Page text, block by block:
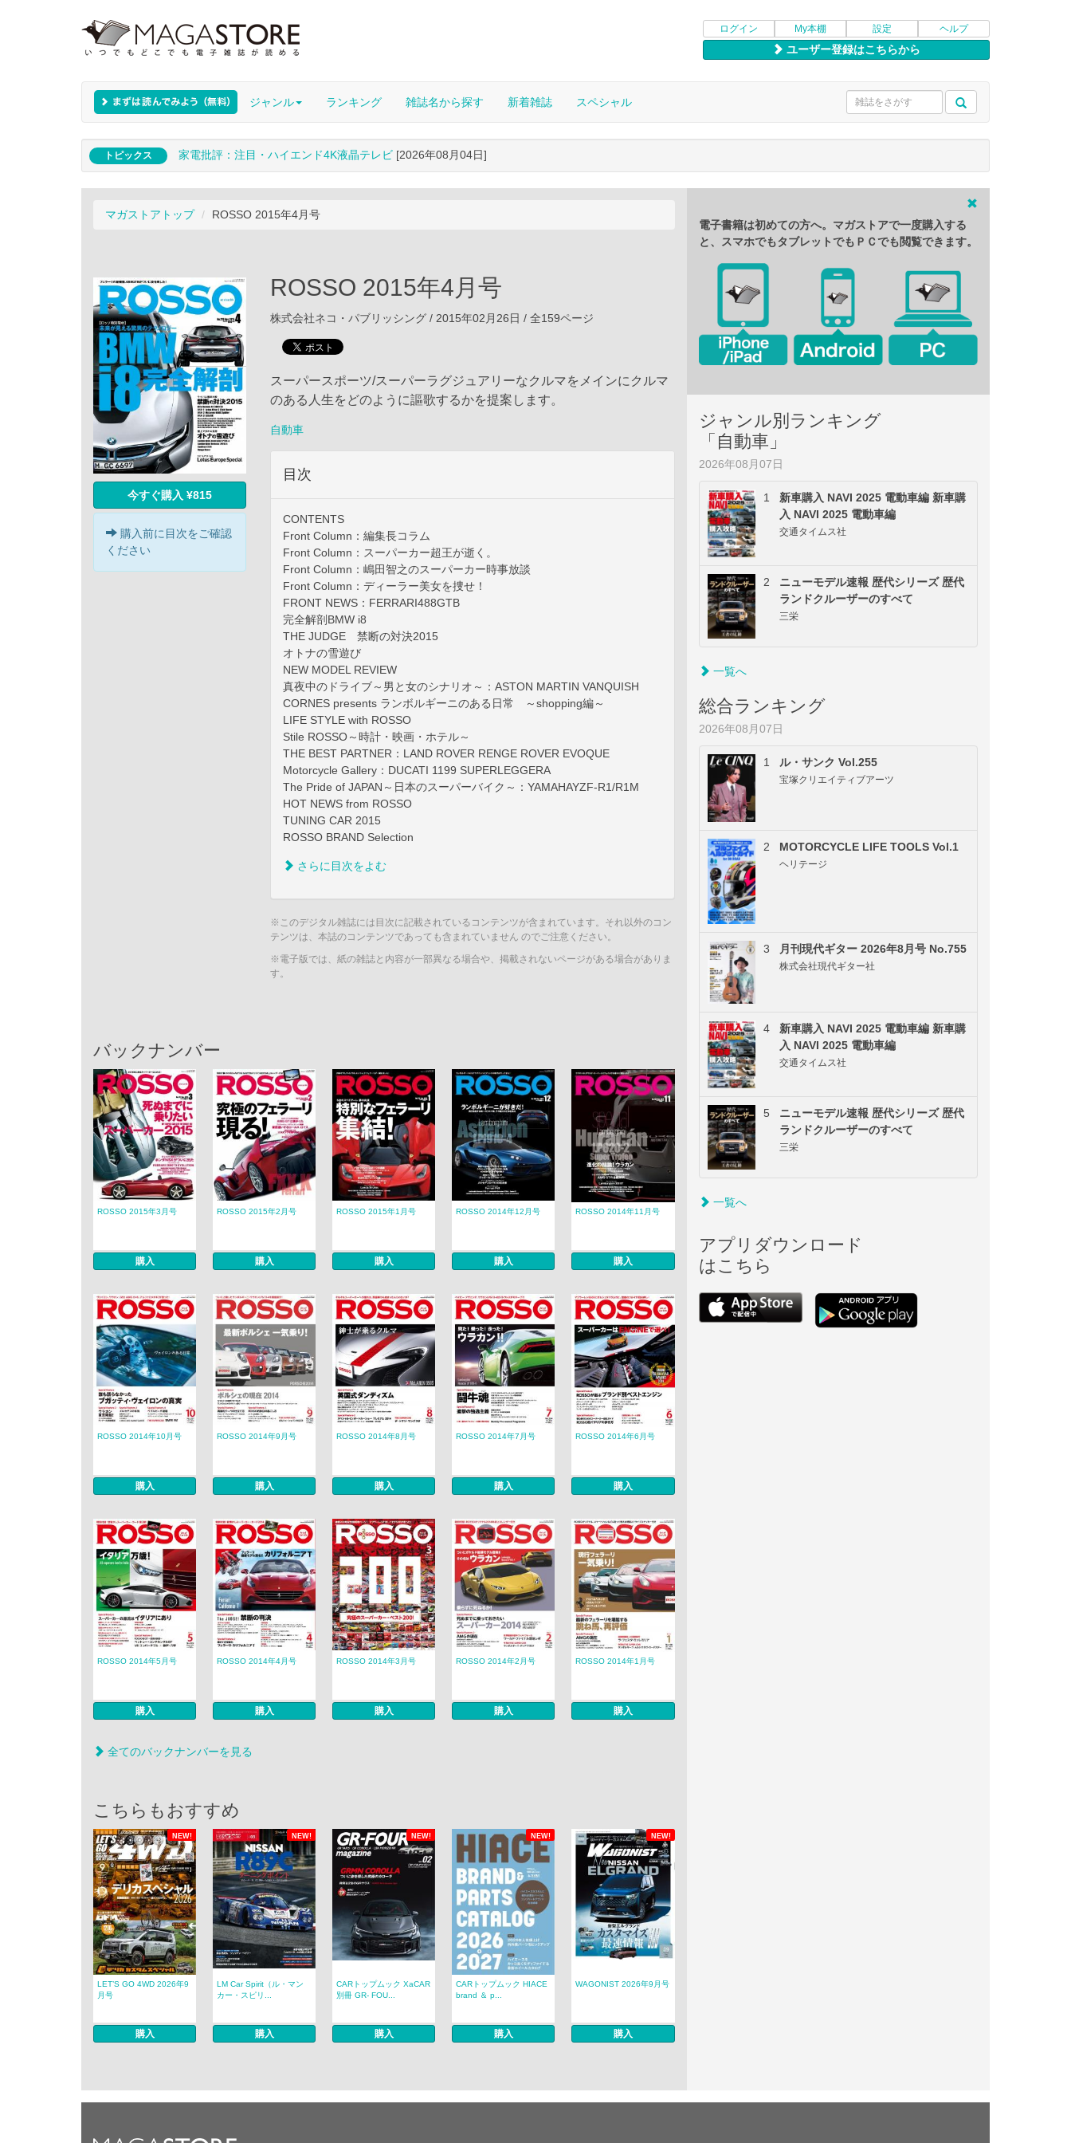
ログイン My本棚 設定 ヘルプ
ユーザー登録はこちらから
ジャンル ランキング 雑誌名から探す 新着雑誌 スペシャル
トピックス 家電批評：注目・ハイエンド4K液晶テレビ [2026年08月04日]
マガストアトップ ROSSO 2015年4月号
今すぐ購入 ¥815
購入前に目次をご確認
ください
ROSSO 2015年4月号
株式会社ネコ・パブリッシング / 2015年02月26日 / 全159ページ
スーパースポーツ/スーパーラグジュアリーなクルマをメインにクルマ
のある人生をどのように謳歌するかを提案します。
自動車
目次
CONTENTS
Front Column：編集長コラム
Front Column：スーパーカー超王が逝く。
Front Column：嶋田智之のスーパーカー時事放談
Front Column：ディーラー美女を捜せ！
FRONT NEWS：FERRARI488GTB
完全解剖BMW i8
THE JUDGE 禁断の対決2015
オトナの雪遊び
NEW MODEL REVIEW
真夜中のドライブ～男と女のシナリオ～：ASTON MARTIN VANQUISH
CORNES presents ランボルギーニのある日常 ～shopping編～
LIFE STYLE with ROSSO
Stile ROSSO～時計・映画・ホテル～
THE BEST PARTNER：LAND ROVER RENGE ROVER EVOQUE
Motorcycle Gallery：DUCATI 1199 SUPERLEGGERA
The Pride of JAPAN～日本のスーパーバイク～：YAMAHAYZF-R1/R1M
HOT NEWS from ROSSO
TUNING CAR 2015
ROSSO BRAND Selection
さらに目次をよむ
※このデジタル雑誌には目次に記載されているコンテンツが含まれています。それ以外のコン
テンツは、本誌のコンテンツであっても含まれていません のでご注意ください。
※電子版では、紙の雑誌と内容が一部異なる場合や、掲載されないページがある場合がありま
す。
バックナンバー
ROSSO 2015年3月号
購入
ROSSO 2015年2月号
購入
ROSSO 2015年1月号
購入
ROSSO 2014年12月号
購入
ROSSO 2014年11月号
購入
ROSSO 2014年10月号
購入
ROSSO 2014年9月号
購入
ROSSO 2014年8月号
購入
ROSSO 2014年7月号
購入
ROSSO 2014年6月号
購入
ROSSO 2014年5月号
購入
ROSSO 2014年4月号
購入
ROSSO 2014年3月号
購入
ROSSO 2014年2月号
購入
ROSSO 2014年1月号
購入
全てのバックナンバーを見る
こちらもおすすめ
NEW! NEW! NEW! NEW! NEW!
LET’S GO 4WD 2026年9
月号
購入
LM Car Spirit（ル・マン
カー・スピリ...
購入
CARトップムック XaCAR
別冊 GR- FOU...
購入
CARトップムック HIACE
brand ＆ p...
購入
WAGONIST 2026年9月号
購入
電子書籍は初めての方へ。マガストアで一度購入する
と、スマホでもタブレットでもＰＣでも閲覧できます。
ジャンル別ランキング
「自動車」
2026年08月07日
1
新車購入 NAVI 2025 電動車編 新車購
入 NAVI 2025 電動車編
交通タイムス社
2
ニューモデル速報 歴代シリーズ 歴代
ランドクルーザーのすべて
三栄
一覧へ
総合ランキング
2026年08月07日
1 ル・サンク Vol.255
宝塚クリエイティブアーツ
2 MOTORCYCLE LIFE TOOLS Vol.1
ヘリテージ
3 月刊現代ギター 2026年8月号 No.755
株式会社現代ギター社
4
新車購入 NAVI 2025 電動車編 新車購
入 NAVI 2025 電動車編
交通タイムス社
5
ニューモデル速報 歴代シリーズ 歴代
ランドクルーザーのすべて
三栄
一覧へ
アプリダウンロード
はこちら